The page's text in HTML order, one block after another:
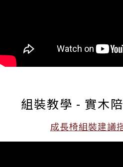
組裝教學 - 實木
成長椅組裝建議